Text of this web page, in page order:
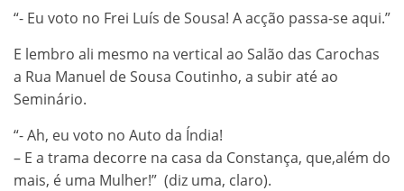
“- Eu voto no Frei Luís de Sousa! A acção passa-se aqui.”
E lembro ali mesmo na vertical ao Salão das Carochas
a Rua Manuel de Sousa Coutinho, a subir até ao
Seminário.
“- Ah, eu voto no Auto da Índia!
– E a trama decorre na casa da Constança, que,além do
mais, é uma Mulher!” (diz uma, claro).